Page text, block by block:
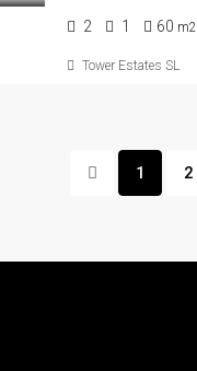
2 1 60 m2
Tower Estates SL
1 2